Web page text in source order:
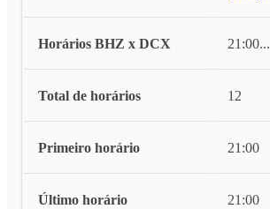
Horários BHZ x DCX 21:00...
Total de horários 12
Primeiro horário 21:00
Último horário 21:00